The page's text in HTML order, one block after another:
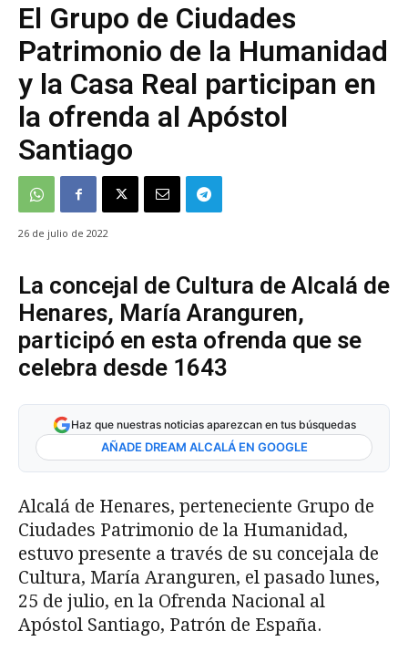
El Grupo de Ciudades
Patrimonio de la Humanidad
y la Casa Real participan en
la ofrenda al Apóstol
Santiago
26 de julio de 2022
La concejal de Cultura de Alcalá de
Henares, María Aranguren,
participó en esta ofrenda que se
celebra desde 1643
Haz que nuestras noticias aparezcan en tus búsquedas
AÑADE DREAM ALCALÁ EN GOOGLE
Alcalá de Henares, perteneciente Grupo de
Ciudades Patrimonio de la Humanidad,
estuvo presente a través de su concejala de
Cultura, María Aranguren, el pasado lunes,
25 de julio, en la Ofrenda Nacional al
Apóstol Santiago, Patrón de España.